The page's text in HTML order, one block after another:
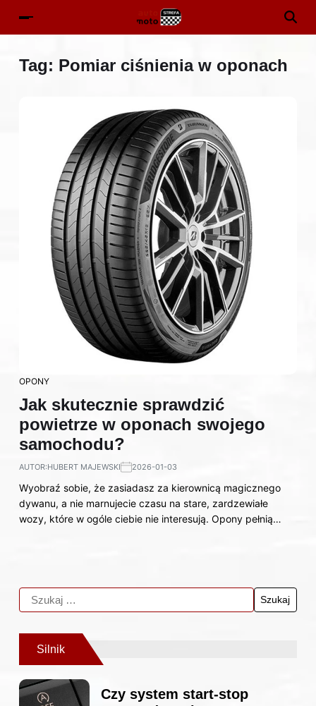
Tag: Pomiar ciśnienia w oponach
OPONY
Jak skutecznie sprawdzić
powietrze w oponach swojego
samochodu?
AUTOR:HUBERT MAJEWSKI 2026-01-03
Wyobraź sobie, że zasiadasz za kierownicą magicznego
dywanu, a nie marnujecie czasu na stare, zardzewiałe
wozy, które w ogóle ciebie nie interesują. Opony pełnią…
Silnik
Czy system start-stop